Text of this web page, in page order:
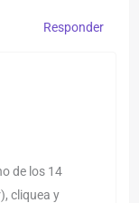
Responder
de los 14
cliquea y